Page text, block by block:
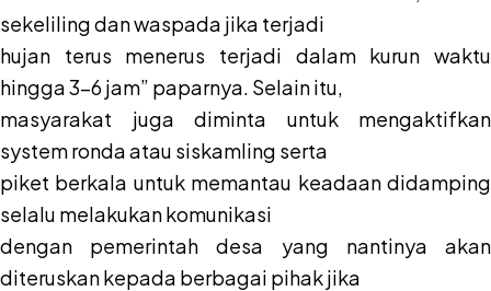
sekeliling dan waspada jika terjadi
hujan terus menerus terjadi dalam kurun waktu
hingga 3-6 jam” paparnya. Selain itu,
masyarakat juga diminta untuk mengaktifkan
system ronda atau siskamling serta
piket berkala untuk memantau keadaan didamping
selalu melakukan komunikasi
dengan pemerintah desa yang nantinya akan
diteruskan kepada berbagai pihak jika